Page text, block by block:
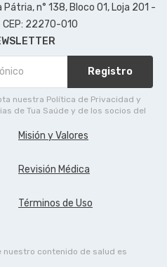
Pátria, n° 138, Bloco 01, Loja 201 -
22270-010
Registro
nuestra Política de Privacidad y
de Tua Saúde y de los socios del
Misión y Valores
Revisión Médica
Términos de Uso
nuestro contenido de salud es